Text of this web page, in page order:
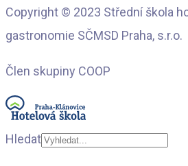
Copyright © 2023 Střední škola
gastronomie SČMSD Praha, s.r.o.
Člen skupiny COOP
Hledat